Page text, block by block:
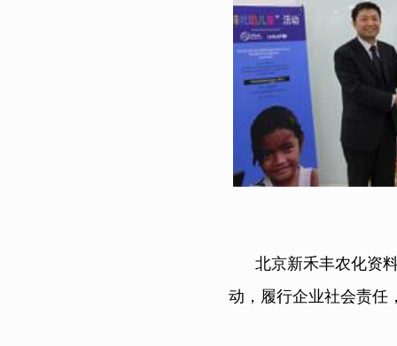
北京新禾丰农化资料
动，履行企业社会责任